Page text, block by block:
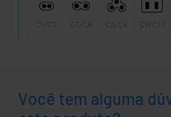
Você tem alguma